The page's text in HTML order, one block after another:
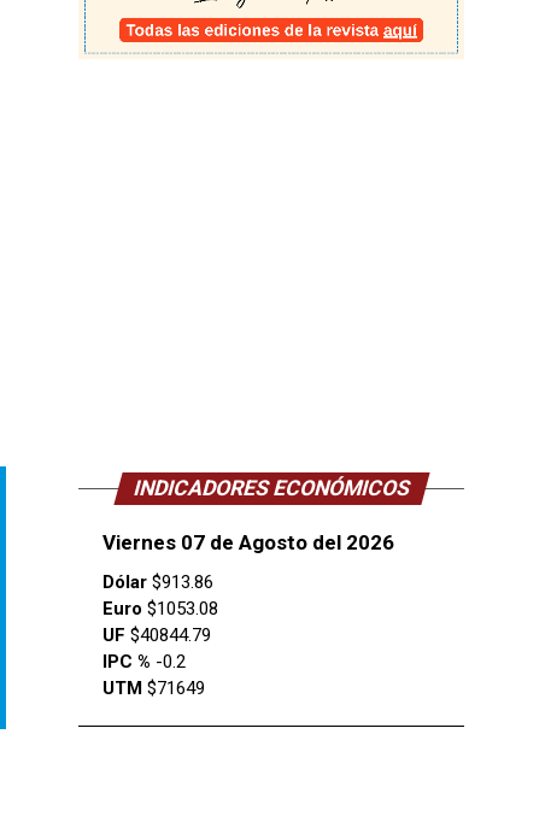
INDICADORES ECONÓMICOS
Viernes 07 de Agosto del 2026
Dólar $913.86
Euro $1053.08
UF $40844.79
IPC % -0.2
UTM $71649